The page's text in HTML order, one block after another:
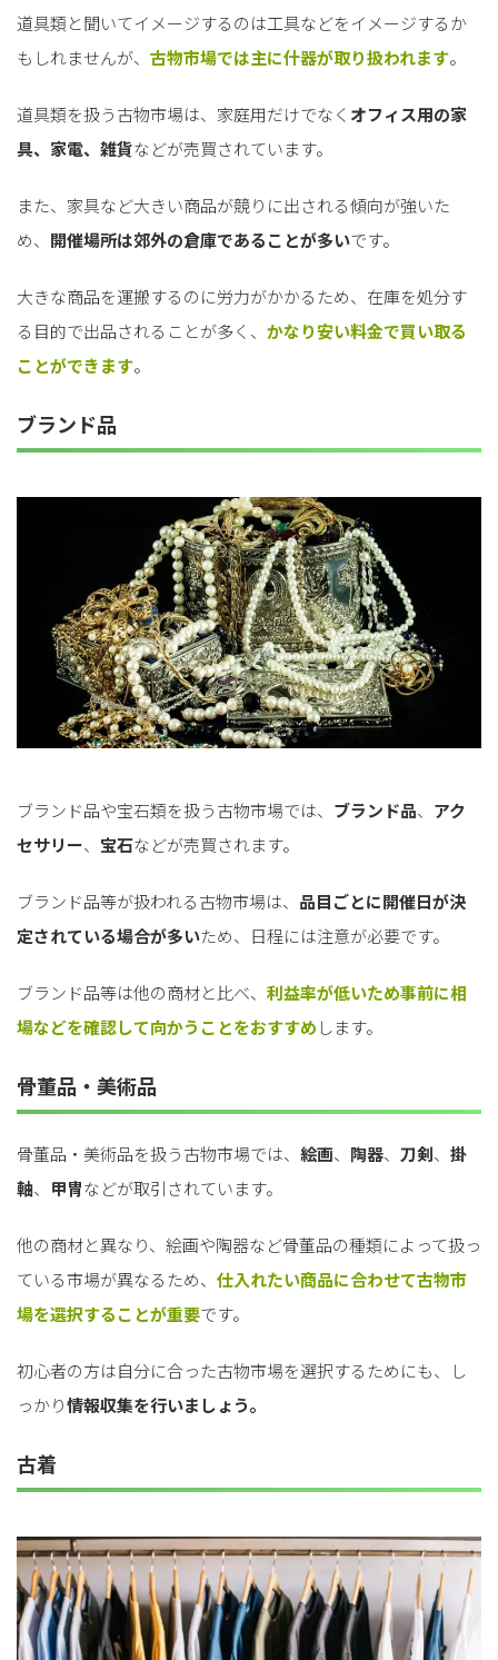
道具類と聞いてイメージするのは工具などをイメージするか
もしれませんが、 古物市場では主に什器が取り扱われます。
道具類を扱う古物市場は、家庭用だけでなく オフィス用の家
具、家電、雑貨などが売買されています。
また、家具など大きい商品が競りに出される傾向が強いた
め、 開催場所は郊外の倉庫であることが多いです。
大きな商品を運搬するのに労力がかかるため、在庫を処分す
る目的で出品されることが多く、 かなり安い料金で買い取る
ことができます。
ブランド品
ブランド品や宝石類を扱う古物市場では、 ブランド品、 アク
セサリー、 宝石などが売買されます。
ブランド品等が扱われる古物市場は、 品目ごとに開催日が決
定されている場合が多いため、日程には注意が必要です。
ブランド品等は他の商材と比べ、 利益率が低いため事前に相
場などを確認して向かうことをおすすめ します。
骨董品・美術品
骨董品・美術品を扱う古物市場では、 絵画、 陶器、 刀剣、 掛
軸、 甲冑などが取引されています。
他の商材と異なり、絵画や陶器など骨董品の種類によって扱っ
ている市場が異なるため、 仕入れたい商品に合わせて古物市
場を選択することが重要です。
初心者の方は自分に合った古物市場を選択するためにも、し
っかり情報収集を行いましょう。
古着